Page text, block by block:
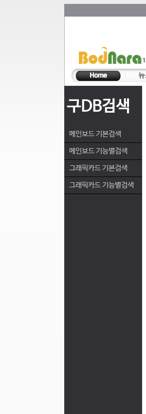
구DB검색
메인보드 기본검색
메인보드 기능별검색
그래픽카드 기본검색
그래픽카드 기능별검색